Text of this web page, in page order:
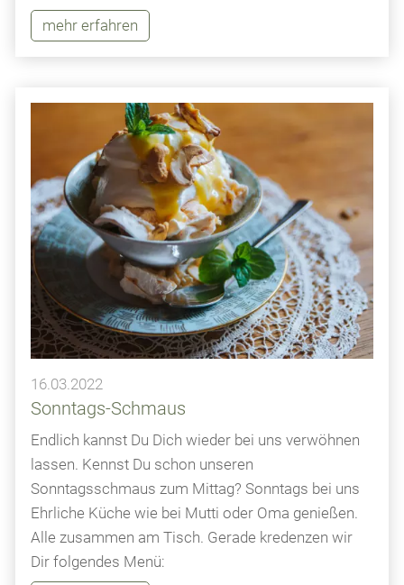
mehr erfahren
16.03.2022
Sonntags-Schmaus
Endlich kannst Du Dich wieder bei uns verwöhnen
lassen. Kennst Du schon unseren
Sonntagsschmaus zum Mittag? Sonntags bei uns
Ehrliche Küche wie bei Mutti oder Oma genießen.
Alle zusammen am Tisch. Gerade kredenzen wir
Dir folgendes Menü: